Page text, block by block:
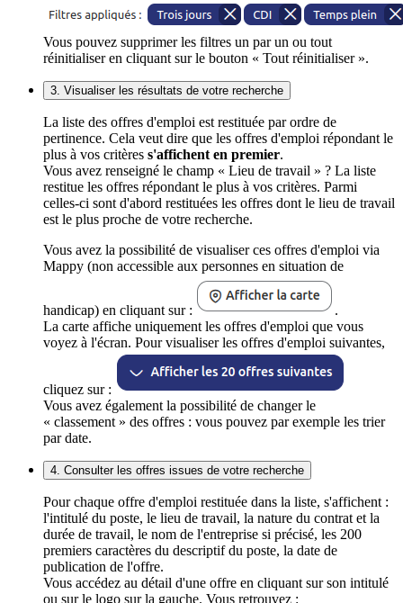
Vous pouvez supprimer les filtres un par un ou tout
réinitialiser en cliquant sur le bouton « Tout réinitialiser ».
3. Visualiser les résultats de votre recherche
La liste des offres d'emploi est restituée par ordre de
pertinence. Cela veut dire que les offres d'emploi répondant le
plus à vos critères s'affichent en premier.
Vous avez renseigné le champ « Lieu de travail » ? La liste
restitue les offres répondant le plus à vos critères. Parmi
celles-ci sont d'abord restituées les offres dont le lieu de travail
est le plus proche de votre recherche.
Vous avez la possibilité de visualiser ces offres d'emploi via
Mappy (non accessible aux personnes en situation de
handicap) en cliquant sur :
.
La carte affiche uniquement les offres d'emploi que vous
voyez à l'écran. Pour visualiser les offres d'emploi suivantes,
cliquez sur :
Vous avez également la possibilité de changer le
« classement » des offres : vous pouvez par exemple les trier
par date.
4. Consulter les offres issues de votre recherche
Pour chaque offre d'emploi restituée dans la liste, s'affichent :
l'intitulé du poste, le lieu de travail, la nature du contrat et la
durée de travail, le nom de l'entreprise si précisé, les 200
premiers caractères du descriptif du poste, la date de
publication de l'offre.
Vous accédez au détail d'une offre en cliquant sur son intitulé
ou sur le logo sur la gauche. Vous retrouvez :